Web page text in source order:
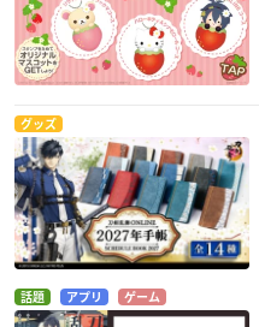
グッズ
話題 アプリ ゲーム